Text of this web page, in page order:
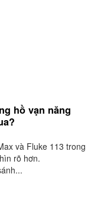
hồ vạn năng
và Fluke 113 trong
rõ hơn.